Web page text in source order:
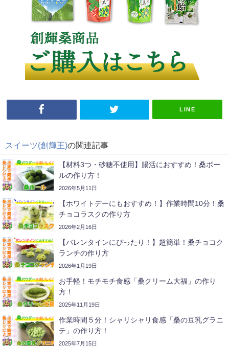
LINE
スイーツ(創輝王)の関連記事
【材料3つ・砂糖不使用】腸活におすすめ！桑ボー
ルの作り方！
2026年5月11日
【ホワイトデーにもおすすめ！】作業時間10分！桑
チョコラスクの作り方
2026年2月16日
【バレンタインにぴったり！】超簡単！桑チョコク
ランチの作り方
2026年1月19日
お手軽！モチモチ食感「桑クリーム大福」の作り
方！
2025年11月19日
作業時間５分！シャリシャリ食感「桑の豆乳グラニ
テ」の作り方！
2025年7月15日